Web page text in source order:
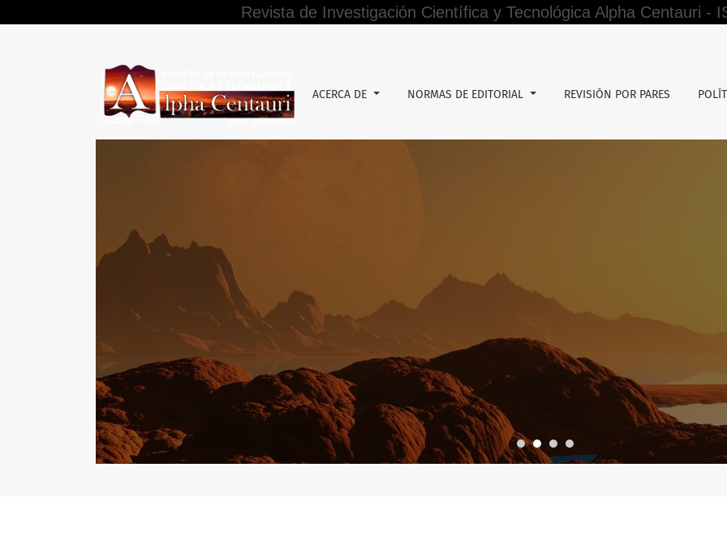
Revista de Investigación Científica y Tecnológica Alpha Centauri -
ACERCA DE NORMAS DE EDITORIAL REVISIÓN POR PARES